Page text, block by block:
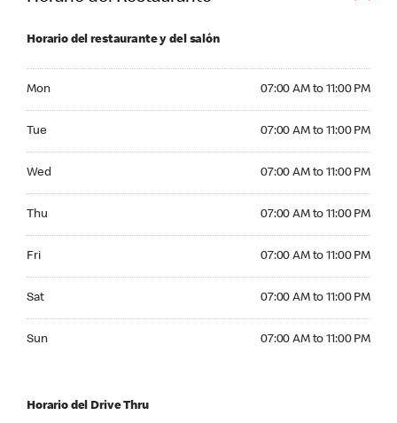
Horario del restaurante y del salón
Mon 07:00 AM to 11:00 PM
Tue 07:00 AM to 11:00 PM
Wed 07:00 AM to 11:00 PM
Thu 07:00 AM to 11:00 PM
Fri 07:00 AM to 11:00 PM
Sat 07:00 AM to 11:00 PM
Sun 07:00 AM to 11:00 PM
Horario del Drive Thru